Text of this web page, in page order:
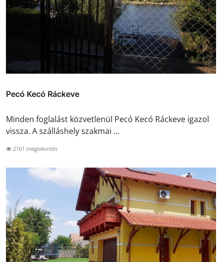
Pecó Kecó Ráckeve
Minden foglalást közvetlenül Pecó Kecó Ráckeve igazol
vissza. A szálláshely szakmai ...
2161 megtekintés